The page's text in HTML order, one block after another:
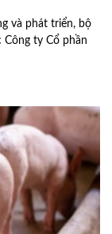
và phát triển, bộ
ty Cổ phần